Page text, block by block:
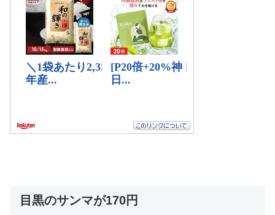
目黒のサンマが170円